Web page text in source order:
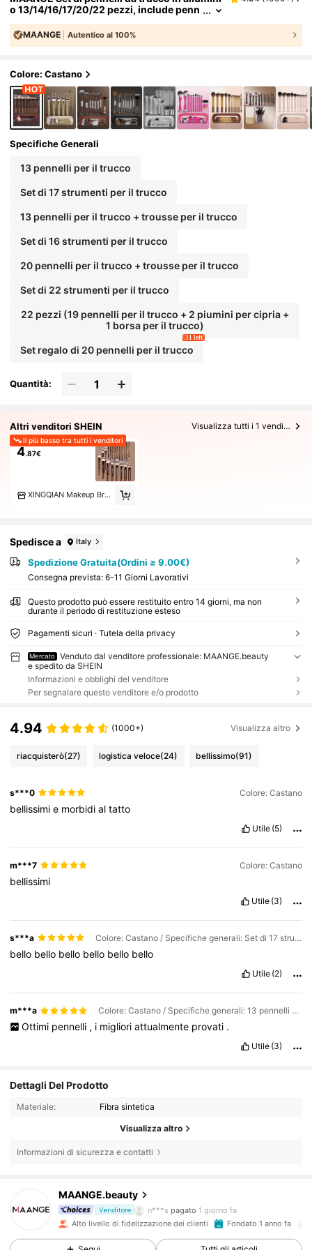
o 13/14/16/17/20/22 pezzi, include penn
ello per fondotinta, pennello per eyeliner, pe
nnello per ombretto, pennello per sopraccigl
polvere, liquidi e creme, ideale per uso quoti
diano e viaggi, perfetto set regalo di strumen
ti per il trucco, professionale
MAANGE Autentico al 100%
Colore: Castano
Specifiche Generali
13 pennelli per il trucco
Set di 17 strumenti per il trucco
13 pennelli per il trucco + trousse per il trucco
Set di 16 strumenti per il trucco
20 pennelli per il trucco + trousse per il trucco
Set di 22 strumenti per il trucco
22 pezzi (19 pennelli per il trucco + 2 piumini per cipria +
1 borsa per il trucco)
Set regalo di 20 pennelli per il trucco
31 left
Quantità:
Altri venditori SHEIN Visualizza tutti i 1 venditori
Il più basso tra tutti i venditori
4.87€
XINGQIAN Makeup Brush
Spedisce a Italy
Spedizione Gratuita(Ordini ≥ 9.00€)
Consegna prevista: 6-11 Giorni Lavorativi
Questo prodotto può essere restituito entro 14 giorni, ma non
durante il periodo di restituzione esteso
Pagamenti sicuri · Tutela della privacy
Mercato
Venduto dal venditore professionale: MAANGE.beauty
e spedito da SHEIN
Informazioni e obblighi del venditore
Per segnalare questo venditore e/o prodotto
4.94 (1000+) Visualizza altro
riacquisterò(27) logistica veloce(24) bellissimo(91)
s***0 Colore: Castano
bellissimie morbidialtatto
Utile (5)
m***7 Colore: Castano
bellissimi
Utile (3)
s***a Colore: Castano / Specifiche generali: Set di 17 strumenti per il trucco
bello bello bello bello bello bello
Utile (2)
m***a Colore: Castano / Specifiche generali: 13 pennelli per il trucco + trousse per il trucco
Ottimi pennelli , i migliori attualmente provati .
Utile (3)
Dettagli Del Prodotto
Materiale: Fibra sintetica
Visualizza altro
Informazioni di sicurezza e contatti
MAANGE.beauty
Venditore
4.92
4.92
n***s pagato 1 giorno fa
4.92 38K Follower
Alto livello di fidelizzazione dei clienti Fondato 1 anno fa